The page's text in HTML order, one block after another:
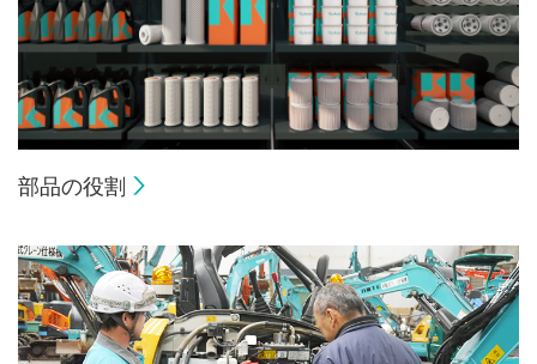
部品の役割